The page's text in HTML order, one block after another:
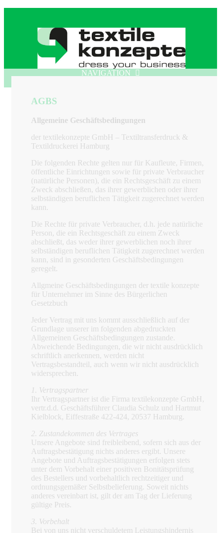
NAVIGATION
AGBS
Allgemeine Geschäftsbedingungen
der textilekonzepte GmbH – Textiltransferdruck &
Textildruckerei Hamburg
Die folgenden Rechte gelten nur für Kaufleute, Firmen,
öffentliche Einrichtungen sowie für private Verbraucher
(natürliche Personen), die ein Rechtsgeschäft zu einem
Zweck abschließen, das ihrer gewerblichen oder ihrer
selbständigen beruflichen Tätigkeit zugerechnet werden
kann.
Die Rechte für private Verbraucher, d.h. jede natürliche
Person, die ein Rechtsgeschäft zu einem Zweck
abschließt, das weder ihrer gewerblichen noch ihrer
selbständigen beruflichen Tätigkeit zugerechnet werden
kann, sind in gesonderten Geschäftsbedingungen
geregelt.
Allgmeine Geschäftsbedingungen der textile konzepte
für Unternehmer im Sinne des Bürgerlichen
Gesetzbuch
Jeder Vertrag mit uns kommt ausschließlich auf der
Grundlage unserer im folgenden abgedruckten
Allgemeinen Geschäftsbedingungen zustande.
Abweichende Bedingungen, die wir nicht ausdrücklich
schriftlich anerkennen, werden nicht
Vertragsbestandteil, auch wenn wir nicht ausdrücklich
widersprechen.
1. Vertragspartner
Ihr Vertragspartner ist die Firma textilekonzepte GmbH,
vertr.d.d. Geschäftsführer Claudia Schulz und Hartmut
Kielblock, Eiffestraße 422-424, 20537 Hamburg.
2. Zustandekommen des Vertrages
Unsere Angebote sind freibleibend, sofern sich aus der
Auftragsbestätigung nichts anderes ergibt. Unsere
Angebote und Auftragsbestätigungen erfolgen stets
unter dem Vorbehalt einer positiven Bonitätsprüfung
des Bestellers und vorbehaltlich rechtzeitiger und
ordnungsgemäßer Selbstbelieferung. Soweit nichts
anderes vereinbart ist, gilt der am Tag der Lieferung
gültige Preis.
3. Vorbehalt
Bei von uns nicht verschuldetem Leistungshindernis